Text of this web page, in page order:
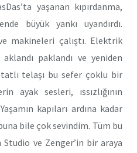
yaşanan kıpırdanma,
büyük yankı uyandırdı.
makineleri çalıştı. Elektrik
paklandı ve yeniden
telaşı bu sefer çoklu bir
ayak sesleri, ıssızlığının
kapıları ardına kadar
bile çok sevindim. Tüm bu
Studio ve Zenger’in bir araya